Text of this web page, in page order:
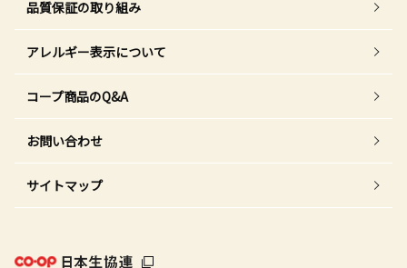
品質保証の取り組み
アレルギー表示について
コープ商品のQ&A
お問い合わせ
サイトマップ